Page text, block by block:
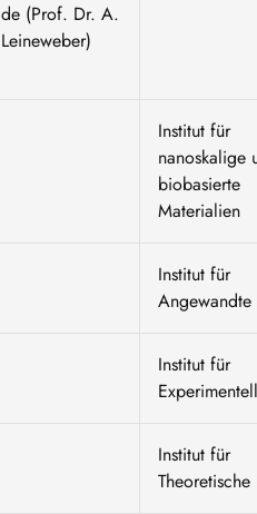
de (Prof. Dr. A.
Leineweber)
Institut für
nanoskalige
biobasierte
Materialien
Institut für
Angewandte
Institut für
Institut für
Theoretische